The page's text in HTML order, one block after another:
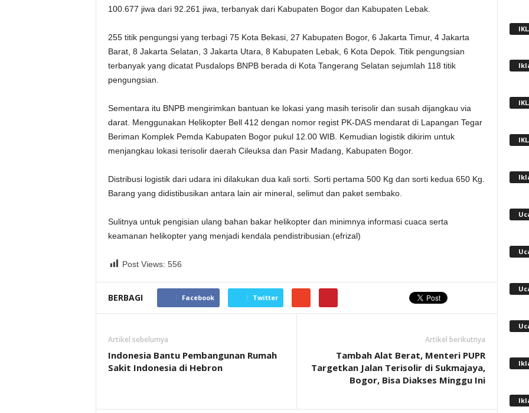
100.677 jiwa dari 92.261 jiwa, terbanyak dari Kabupaten Bogor dan Kabupaten Lebak.
255 titik pengungsi yang terbagi 75 Kota Bekasi, 27 Kabupaten Bogor, 6 Jakarta Timur, 4 Jakarta
Barat, 8 Jakarta Selatan, 3 Jakarta Utara, 8 Kabupaten Lebak, 6 Kota Depok. Titik pengungsian
terbanyak yang dicatat Pusdalops BNPB berada di Kota Tangerang Selatan sejumlah 118 titik
pengungsian.
Sementara itu BNPB mengirimkan bantuan ke lokasi yang masih terisolir dan susah dijangkau via
darat. Menggunakan Helikopter Bell 412 dengan nomor regist PK-DAS mendarat di Lapangan Tegar
Beriman Komplek Pemda Kabupaten Bogor pukul 12.00 WIB. Kemudian logistik dikirim untuk
menjangkau lokasi terisolir daerah Cileuksa dan Pasir Madang, Kabupaten Bogor.
Distribusi logistik dari udara ini dilakukan dua kali sorti. Sorti pertama 500 Kg dan sorti kedua 650 Kg.
Barang yang didistibusikan antara lain air mineral, selimut dan paket sembako.
Sulitnya untuk pengisian ulang bahan bakar helikopter dan minimnya informasi cuaca serta
keamanan helikopter yang menjadi kendala pendistribusian.(efrizal)
Post Views: 556
BERBAGI Facebook Twitter
Artikel sebelumya
Indonesia Bantu Pembangunan Rumah
Sakit Indonesia di Hebron
Artikel berikutnya
Tambah Alat Berat, Menteri PUPR
Targetkan Jalan Terisolir di Sukmajaya,
Bogor, Bisa Diakses Minggu Ini